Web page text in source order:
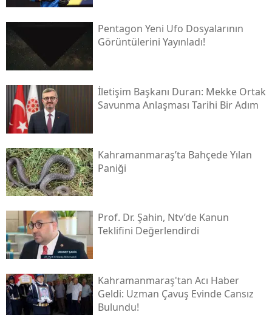
Pentagon Yeni Ufo Dosyalarının
Görüntülerini Yayınladı!
İletişim Başkanı Duran: Mekke Ortak
Savunma Anlaşması Tarihi Bir Adım
Kahramanmaraş’ta Bahçede Yılan
Paniği
Prof. Dr. Şahin, Ntv’de Kanun
Teklifini Değerlendirdi
Kahramanmaraş'tan Acı Haber
Geldi: Uzman Çavuş Evinde Cansız
Bulundu!